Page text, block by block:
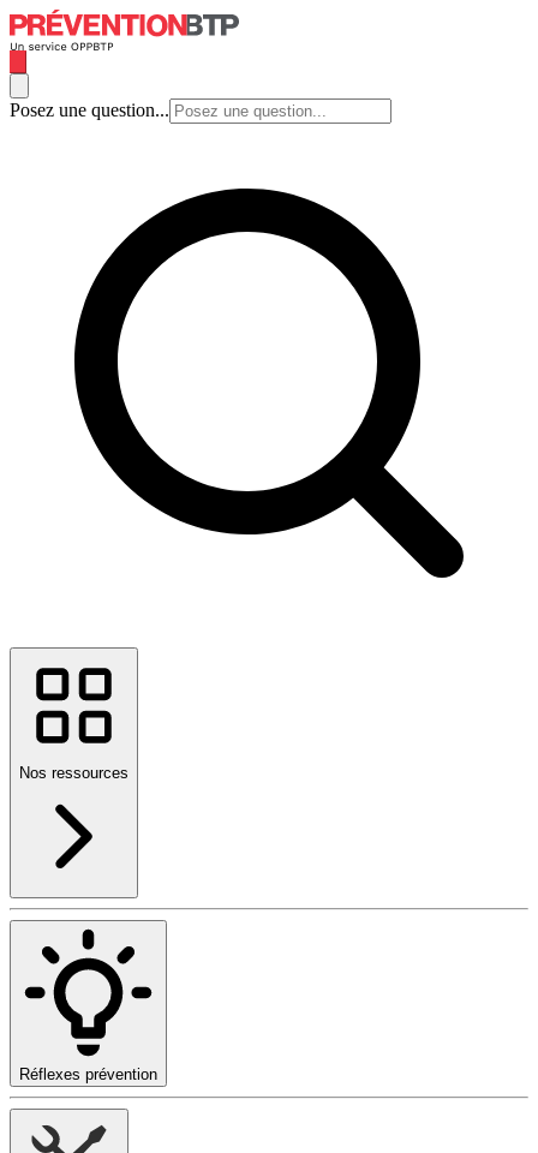
Posez une question...
Nos ressources
Réflexes prévention